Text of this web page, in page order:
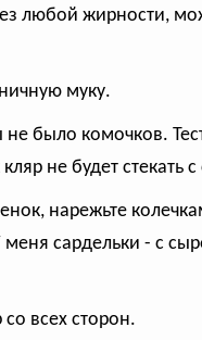
любой жирности,
муку.
было комочков.
не будет стекать
нарежьте
сардельки - с
всех сторон.